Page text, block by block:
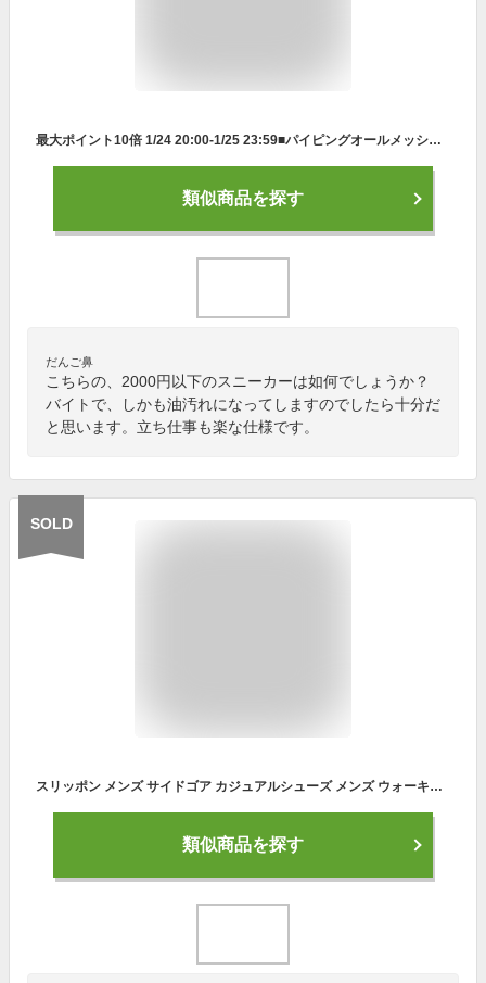
最大ポイント10倍 1/24 20:00-1/25 23:59■パイピングオールメッシュシューズナースシューズ 疲れにくい 静音 スニーカー スリッポン ナースサンダル おしゃれ 軽量 メンズ レディース 黒 白 激安 セール おすすめ ランキング
類似商品を探す
だんご鼻
こちらの、2000円以下のスニーカーは如何でしょうか？
バイトで、しかも油汚れになってしますのでしたら十分だ
と思います。立ち仕事も楽な仕様です。
SOLD
スリッポン メンズ サイドゴア カジュアルシューズ メンズ ウォーキングシューズ メンズ おしゃれ 歩きやすい 履きやすい 疲れにくい スリッポン スニーカー メンズ シンプル 軽い 痛くない 防滑 通勤 通学 ブラック 黒 ブラウン 1780 送料無料
類似商品を探す